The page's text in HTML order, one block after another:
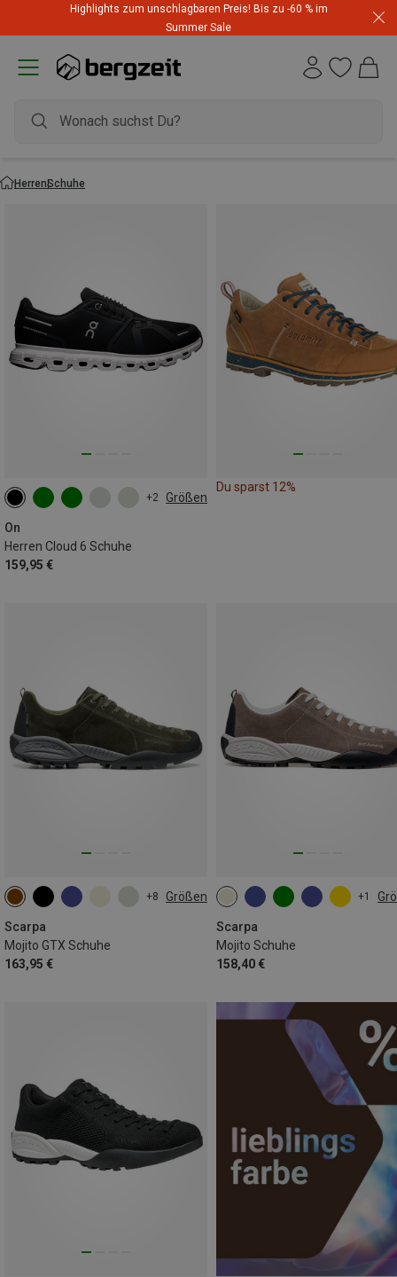
Highlights zum unschlagbaren Preis! Bis zu -60 % im
Summer Sale
HerrenSchuhe
+2 Größen
On
Herren Cloud 6 Schuhe
159,95 €
Du sparst 12%
+8 Größen
Scarpa
Mojito GTX Schuhe
163,95 €
+1
Scarpa
Mojito Schuhe
158,40 €